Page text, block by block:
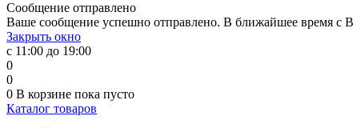
Сообщение отправлено
Ваше сообщение успешно отправлено. В ближайшее время с
Закрыть окно
с 11:00 до 19:00
0
0
0 В корзине пока пусто
Каталог товаров